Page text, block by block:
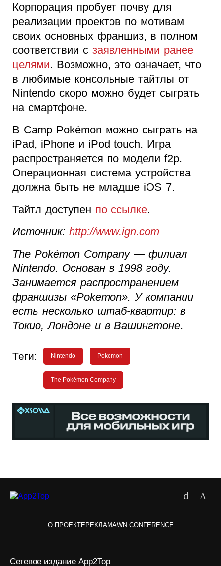
Корпорация пробует почву для
реализации проектов по мотивам
своих основных франшиз, в полном
соответствии с заявленными ранее
целями. Возможно, это означает, что
в любимые консольные тайтлы от
Nintendo скоро можно будет сыграть
на смартфоне.
В Camp Pokémon можно сыграть на
iPad, iPhone и iPod touch. Игра
распространяется по модели f2p.
Операционная система устройства
должна быть не младше iOS 7.
Тайтл доступен по ссылке.
Источник: http://www.ign.com
The Pokémon Company — филиал
Nintendo. Основан в 1998 году.
Занимается распространением
франшизы «Pokemon». У компании
есть несколько штаб-квартир: в
Токио, Лондоне и в Вашингтоне.
Теги: Nintendo Pokemon
The Pokémon Company
О ПРОЕКТЕРЕКЛАМАWN CONFERENCE
Сетевое издание App2Top